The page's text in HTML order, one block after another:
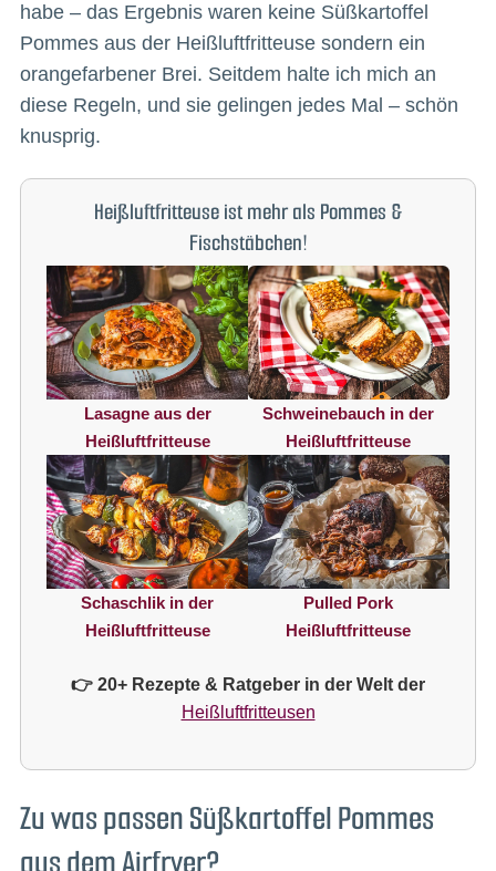
habe – das Ergebnis waren keine Süßkartoffel
Pommes aus der Heißluftfritteuse sondern ein
orangefarbener Brei. Seitdem halte ich mich an
diese Regeln, und sie gelingen jedes Mal – schön
knusprig.
Heißluftfritteuse ist mehr als Pommes &
Fischstäbchen!
Lasagne aus der
Heißluftfritteuse
Schweinebauch in der
Heißluftfritteuse
Schaschlik in der
Heißluftfritteuse
Pulled Pork
Heißluftfritteuse
👉 20+ Rezepte & Ratgeber in der Welt der
Heißluftfritteusen
Zu was passen Süßkartoffel Pommes